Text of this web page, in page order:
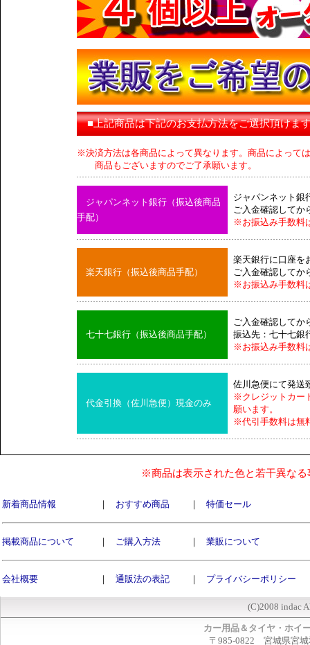
■上記商品は下記のお支払方法をご選択頂けま
※決済方法は各商品によって異なります。商品によって
商品もございますのでご了承願います。
ジャパンネット銀行（振込後商品
手配）
ジャパンネット銀
ご入金確認してか
※お振込み手数料
楽天銀行（振込後商品手配）
楽天銀行に口座を
ご入金確認してか
※お振込み手数料
七十七銀行（振込後商品手配）
ご入金確認してか
振込先：七十七銀
※お振込み手数料
代金引換（佐川急便）現金のみ
佐川急便にて発送
※クレジットカー
願います。
※代引手数料は無
※商品は表示された色と若干異な
新着商品情報 ｜ おすすめ商品 ｜ 特価セール
掲載商品について ｜ ご購入方法 ｜ 業販について
会社概要 ｜ 通販法の表記 ｜ プライバシーポリシー
(C)2008 indac
カー用品＆タイヤ・ホイ
〒985-0822 宮城県宮城